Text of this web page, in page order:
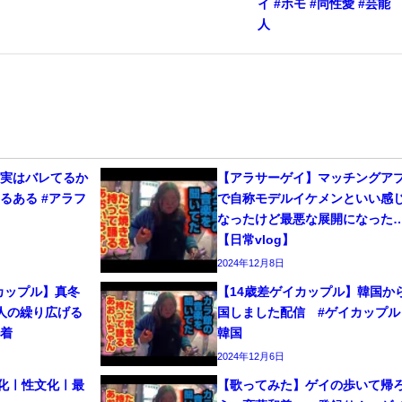
イ #ホモ #同性愛 #芸能
人
はバレてるか
ある #アラフ
【アラサーゲイ】マッチングア
で自称モデルイケメンといい感
なったけど最悪な展開になった
【日常vlog】
2024年12月8日
ップル】真冬
繰り広げる
【14歳差ゲイカップル】韓国か
国しました配信 #ゲイカップル
韓国
2024年12月6日
ㅣ性文化ㅣ最
【歌ってみた】ゲイの歩いて帰